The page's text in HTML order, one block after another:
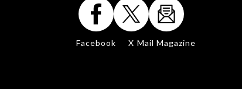
Facebook X Mail Magazine